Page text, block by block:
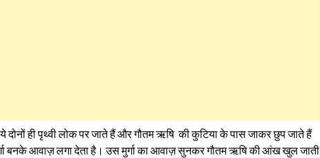
दोनों ही पृथ्वी लोक पर जाते हैं और गौतम ऋषि की कुटिया के पास जाकर छुप जाते हैं
बनके आवाज़ लगा देता है। उस मुर्गा का आवाज़ सुनकर गौतम ऋषि की आंख खुल जाती